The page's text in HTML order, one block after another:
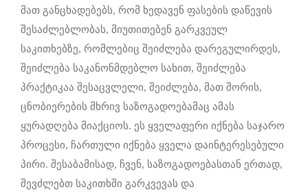
მათ განცხადებებს, რომ ხედავენ ფასების დაწევის
შესაძლებლობას, მიუთითებენ გარკვეულ
საკითხებზე, რომლებიც შეიძლება დარეგულირდეს,
შეიძლება საკანონმდებლო სახით, შეიძლება
პრაქტიკაა შესაცვლელი, შეიძლება, მათ შორის,
ცნობიერების მხრივ საზოგადოებამაც ამას
ყურადღება მიაქციოს. ეს ყველაფერი იქნება საჯარო
პროცესი, ჩართული იქნება ყველა დაინტერესებული
პირი. შესაბამისად, ჩვენ, საზოგადოებასთან ერთად,
შევძლებთ საკითხში გარკვევას და